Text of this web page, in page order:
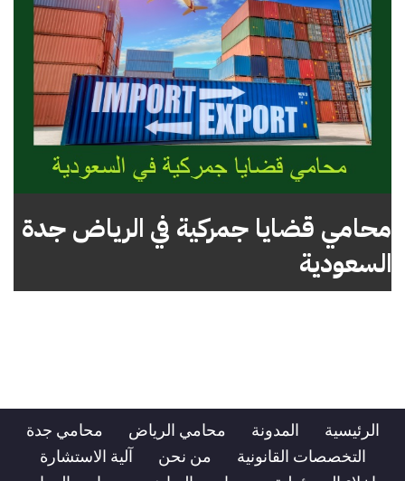
محامي قضايا جمركية في الرياض جدة
السعودية
الرئيسية المدونة محامي الرياض
محامي جدة
التخصصات القانونية
من نحن
آلية الاستشارة